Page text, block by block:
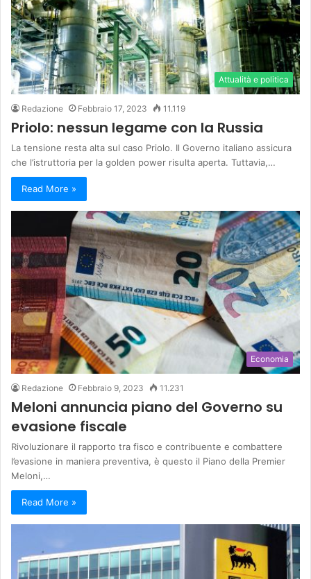
Attualità e politica
Redazione Febbraio 17, 2023 11.119
Priolo: nessun legame con la Russia
La tensione resta alta sul caso Priolo. Il Governo italiano assicura
che l’istruttoria per la golden power risulta aperta. Tuttavia,…
Read More »
Economia
Redazione Febbraio 9, 2023 11.231
Meloni annuncia piano del Governo su
evasione fiscale
Rivoluzionare il rapporto tra fisco e contribuente e combattere
l’evasione in maniera preventiva, è questo il Piano della Premier
Meloni,…
Read More »